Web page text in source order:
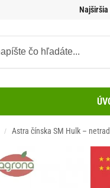
Najširšia
/ Astra čínska SM Hulk –